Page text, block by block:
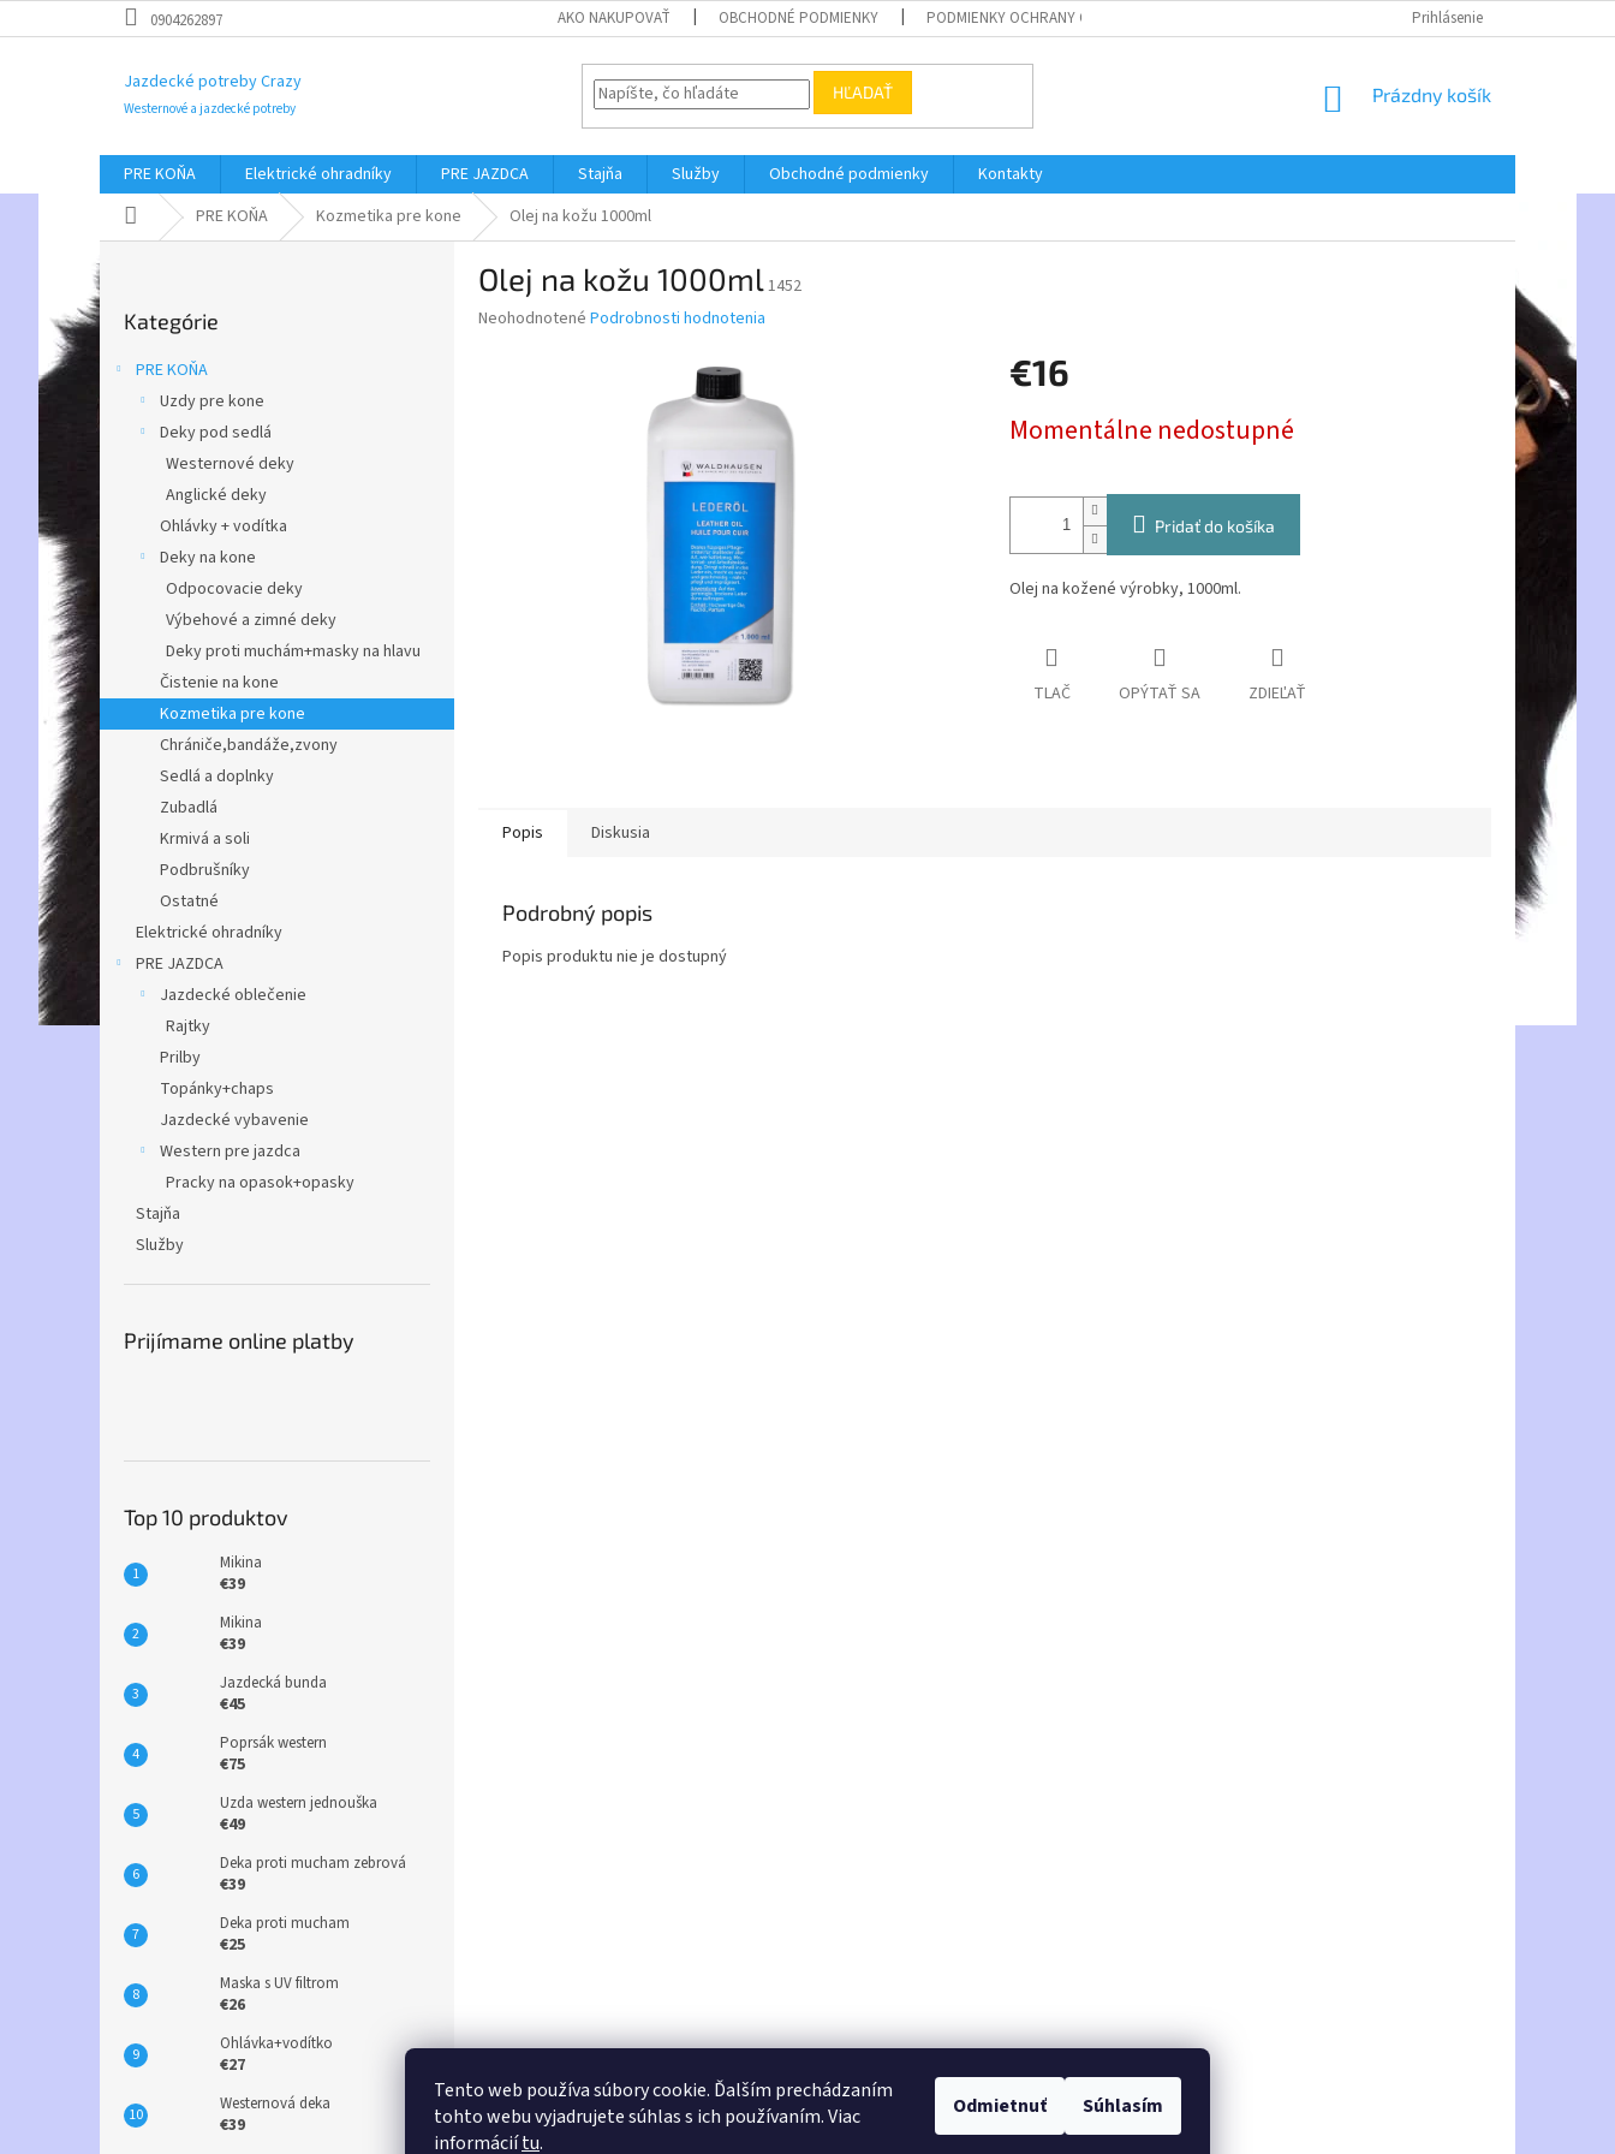
Tento web používa súbory cookie. Ďalším prechádzaním
tohto webu vyjadrujete súhlas s ich používaním. Viac
informáciítu.
Odmietnuť Súhlasím
na
0904262897 AKO NAKUPOVAŤ OBCHODNÉ PODMIENKY PODMIENKY OCHRANY OSOBNÝCH ÚDAJOV Prihlásenie
Jazdecké potreby Crazy
Westernové a jazdecké potreby
HĽADAŤ
NÁKUPNÝ
Prázdny košík
PRE KOŇA Elektrické ohradníky PRE JAZDCA Stajňa Služby Obchodné podmienky
Kontakty
DomovPRE KOŇA Kozmetika pre kone Olej na kožu 1000ml
o
č
n
kategórie
Kategórie
PRE KOŇA
Uzdy pre kone
Deky pod sedlá
Westernové deky
Anglické deky
Ohlávky + vodítka
Deky na kone
Odpocovacie deky
Výbehové a zimné deky
Deky proti muchám+masky na hlavu
Čistenie na kone
Kozmetika pre kone
Chrániče,bandáže,zvony
Sedlá a doplnky
Zubadlá
Krmivá a soli
Podbrušníky
Ostatné
Elektrické ohradníky
PRE JAZDCA
Jazdecké oblečenie
Rajtky
Prilby
Topánky+chaps
Jazdecké vybavenie
Western pre jazdca
Pracky na opasok+opasky
Stajňa
Služby
Prijímame online platby
Top 10 produktov
Mikina
€39
Mikina
€39
Jazdecká bunda
€45
Poprsák western
€75
Uzda western jednouška
€49
Deka proti mucham zebrová
€39
Deka proti mucham
€25
Maska s UV filtrom
€26
Ohlávka+vodítko
€27
Westernová deka
€39
Olej na kožu 1000ml1452
Priemerné
Neohodnotené Podrobnosti hodnotenia
€16
cena:
Momentálne nedostupné
Pridať do košíka
Olej na kožené výrobky, 1000ml.
TLAČ OPÝTAŤ SA ZDIEĽAŤ
Popis Diskusia
Podrobný popis
Popis produktu nie je dostupný